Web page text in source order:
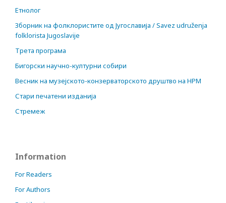
Етнолог
Зборник на фолклористите од Југославија / Savez udruženja
folklorista Jugoslavije
Трета програма
Бигорски научно-културни собири
Весник на музејското-конзерваторското друштво на НРМ
Стари печатени изданија
Стремеж
Information
For Readers
For Authors